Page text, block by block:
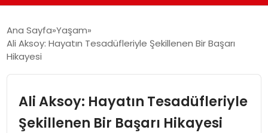
ÖZEL SAYFALAR
Ana Sayfa Yaşam
Ali Aksoy: Hayatın Tesadüfleriyle Şekillenen Bir Başarı
Hikayesi
Ali Aksoy: Hayatın Tesadüfleriyle
Şekillenen Bir Başarı Hikayesi